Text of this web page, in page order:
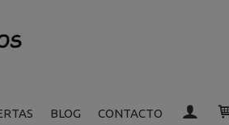
BLOG CONTACTO